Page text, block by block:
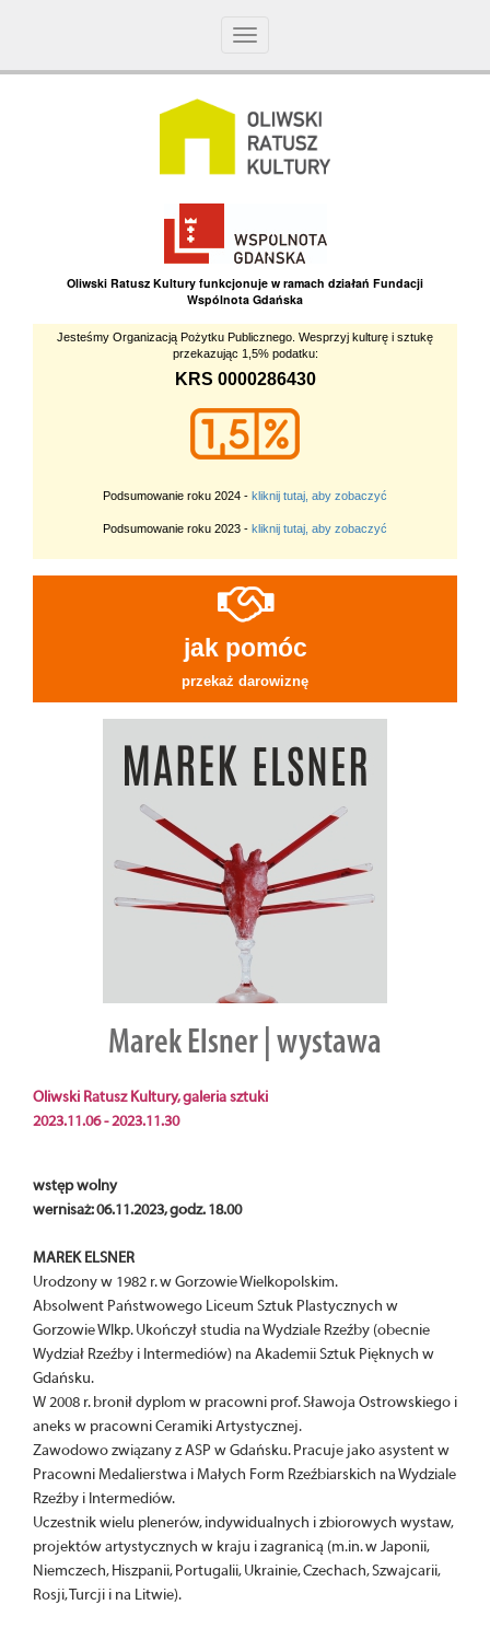
Toggle
Oliwski Ratusz Kultury funkcjonuje w ramach działań Fundacji
Wspólnota Gdańska
Jesteśmy Organizacją Pożytku Publicznego. Wesprzyj kulturę i sztukę
przekazując 1,5% podatku:
KRS 0000286430
Podsumowanie roku 2024 - kliknij tutaj, aby zobaczyć
Podsumowanie roku 2023 - kliknij tutaj, aby zobaczyć
jak pomóc
przekaż darowiznę
Marek Elsner | wystawa
Oliwski Ratusz Kultury, galeria sztuki
2023.11.06 - 2023.11.30
wstęp wolny
wernisaż: 06.11.2023, godz. 18.00
MAREK ELSNER
Urodzony w 1982 r. w Gorzowie Wielkopolskim.
Absolwent Państwowego Liceum Sztuk Plastycznych w
Gorzowie Wlkp. Ukończył studia na Wydziale Rzeźby (obecnie
Wydział Rzeźby i Intermediów) na Akademii Sztuk Pięknych w
Gdańsku.
W 2008 r. bronił dyplom w pracowni prof. Sławoja Ostrowskiego i
aneks w pracowni Ceramiki Artystycznej.
Zawodowo związany z ASP w Gdańsku. Pracuje jako asystent w
Pracowni Medalierstwa i Małych Form Rzeźbiarskich na Wydziale
Rzeźby i Intermediów.
Uczestnik wielu plenerów, indywidualnych i zbiorowych wystaw,
projektów artystycznych w kraju i zagranicą (m.in. w Japonii,
Niemczech, Hiszpanii, Portugalii, Ukrainie, Czechach, Szwajcarii,
Rosji, Turcji i na Litwie).